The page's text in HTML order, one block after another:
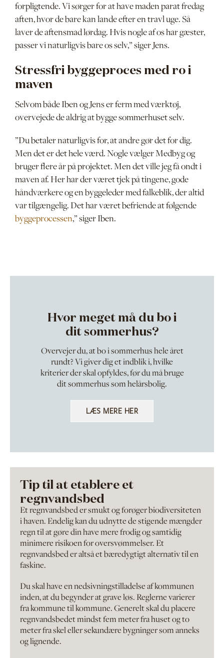
forpligtende. Vi sørger for at have maden parat fredag
aften, hvor de bare kan lande efter en travl uge. Så
laver de aftensmad lørdag. Hvis nogle af os har gæster,
passer vi naturligvis bare os selv,” siger Jens.
Stressfri byggeproces med ro i
maven
Selvom både Iben og Jens er ferm med værktøj,
overvejede de aldrig at bygge sommerhuset selv.
”Du betaler naturligvis for, at andre gør det for dig.
Men det er det hele værd. Nogle vælger Medbyg og
bruger flere år på projektet. Men det ville jeg få ondt i
maven af. Her har der været tjek på tingene, gode
håndværkere og en byggeleder med falkeblik, der altid
var tilgængelig. Det har været befriende at følgende
byggeprocessen,” siger Iben.
Hvor meget må du bo i
dit sommerhus?
Overvejer du, at bo i sommerhus hele året
rundt? Vi giver dig et indblik i, hvilke
kriterier der skal opfyldes, før du må bruge
dit sommerhus som helårsbolig.
LÆS MERE HER
Tip til at etablere et
regnvandsbed
Et regnvandsbed er smukt og forøger biodiversiteten
i haven. Endelig kan du udnytte de stigende mængder
regn til at gøre din have mere frodig og samtidig
minimere risikoen for oversvømmelser. Et
regnvandsbed er altså et bæredygtigt alternativ til en
faskine.
Du skal have en nedsivningstilladelse af kommunen
inden, at du begynder at grave løs. Reglerne varierer
fra kommune til kommune. Generelt skal du placere
regnvandsbedet mindst fem meter fra huset og to
meter fra skel eller sekundære bygninger som anneks
og lignende.